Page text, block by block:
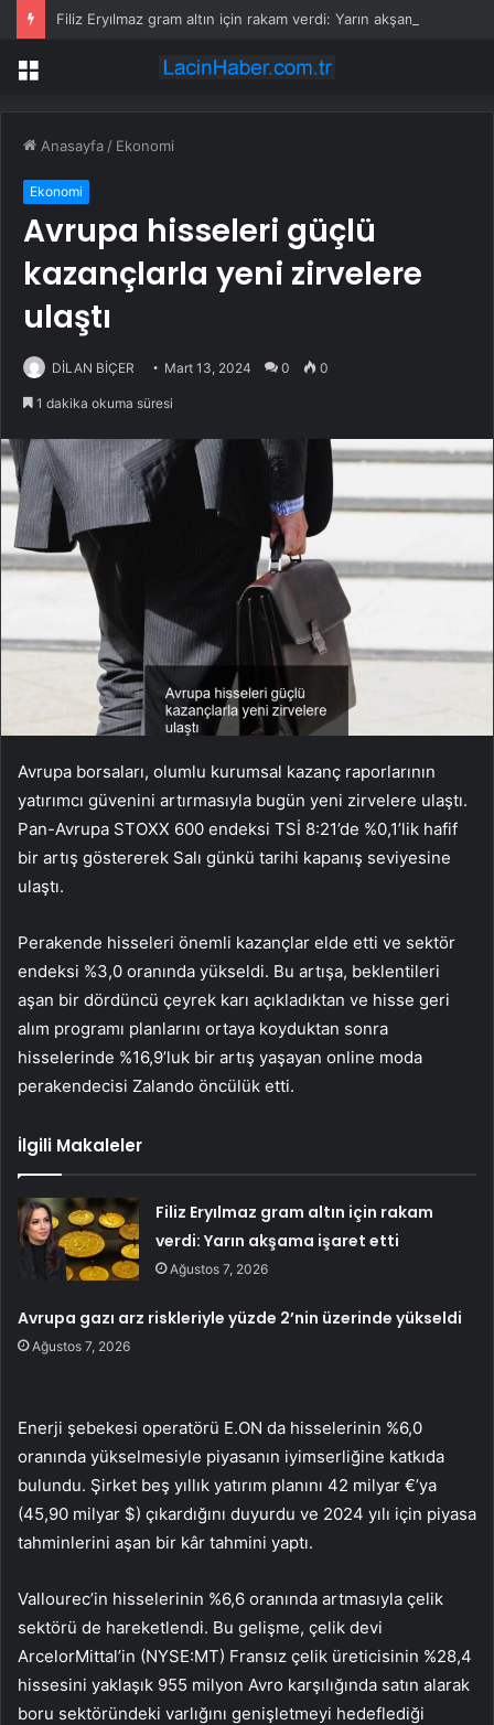
Menü
Anasayfa / Ekonomi
Ekonomi
Avrupa hisseleri güçlü
kazançlarla yeni zirvelere
ulaştı
DİLAN BİÇER Mart 13, 2024 0 0
1 dakika okuma süresi
Avrupa borsaları, olumlu kurumsal kazanç raporlarının
yatırımcı güvenini artırmasıyla bugün yeni zirvelere ulaştı.
Pan-Avrupa STOXX 600 endeksi TSİ 8:21’de %0,1’lik hafif
bir artış göstererek Salı günkü tarihi kapanış seviyesine
ulaştı.
Perakende hisseleri önemli kazançlar elde etti ve sektör
endeksi %3,0 oranında yükseldi. Bu artışa, beklentileri
aşan bir dördüncü çeyrek karı açıkladıktan ve hisse geri
alım programı planlarını ortaya koyduktan sonra
hisselerinde %16,9’luk bir artış yaşayan online moda
perakendecisi Zalando öncülük etti.
İlgili Makaleler
Filiz Eryılmaz gram altın için rakam
verdi: Yarın akşama işaret etti
Ağustos 7, 2026
Avrupa gazı arz riskleriyle yüzde 2’nin üzerinde yükseldi
Ağustos 7, 2026
Enerji şebekesi operatörü E.ON da hisselerinin %6,0
oranında yükselmesiyle piyasanın iyimserliğine katkıda
bulundu. Şirket beş yıllık yatırım planını 42 milyar €’ya
(45,90 milyar $) çıkardığını duyurdu ve 2024 yılı için piyasa
tahminlerini aşan bir kâr tahmini yaptı.
Vallourec’in hisselerinin %6,6 oranında artmasıyla çelik
sektörü de hareketlendi. Bu gelişme, çelik devi
ArcelorMittal’in (NYSE:MT) Fransız çelik üreticisinin %28,4
hissesini yaklaşık 955 milyon Avro karşılığında satın alarak
boru sektöründeki varlığını genişletmeyi hedeflediği